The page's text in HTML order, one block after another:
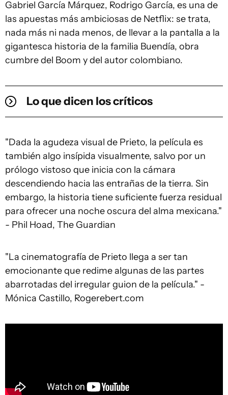
Gabriel García Márquez, Rodrigo García, es una de
las apuestas más ambiciosas de Netflix: se trata,
nada más ni nada menos, de llevar a la pantalla a la
gigantesca historia de la familia Buendía, obra
cumbre del Boom y del autor colombiano.
Lo que dicen los críticos
"Dada la agudeza visual de Prieto, la película es
también algo insípida visualmente, salvo por un
prólogo vistoso que inicia con la cámara
descendiendo hacia las entrañas de la tierra. Sin
embargo, la historia tiene suficiente fuerza residual
para ofrecer una noche oscura del alma mexicana."
- Phil Hoad, The Guardian
"La cinematografía de Prieto llega a ser tan
emocionante que redime algunas de las partes
abarrotadas del irregular guion de la película." -
Mónica Castillo, Rogerebert.com